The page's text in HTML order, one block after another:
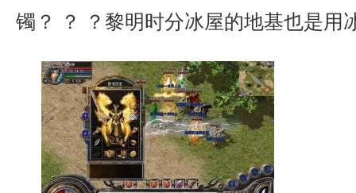
镯？ ？ ？黎明时分冰屋的地基也是用